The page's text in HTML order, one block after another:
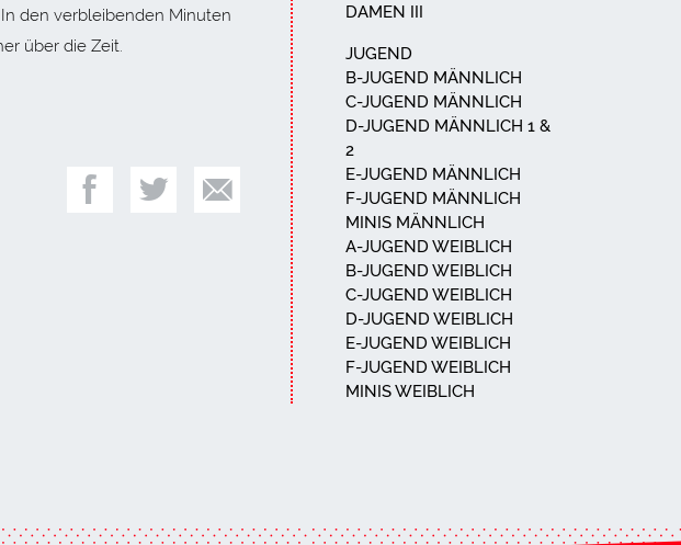
In den verbleibenden Minuten
über die Zeit.
DAMEN III
JUGEND
B-JUGEND MÄNNLICH
C-JUGEND MÄNNLICH
D-JUGEND MÄNNLICH 1 &
2
E-JUGEND MÄNNLICH
F-JUGEND MÄNNLICH
MINIS MÄNNLICH
A-JUGEND WEIBLICH
B-JUGEND WEIBLICH
C-JUGEND WEIBLICH
D-JUGEND WEIBLICH
E-JUGEND WEIBLICH
F-JUGEND WEIBLICH
MINIS WEIBLICH